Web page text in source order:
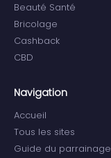
Beauté Santé
Bricolage
Cashback
CBD
Navigation
Accueil
Tous les sites
Guide du parrainage